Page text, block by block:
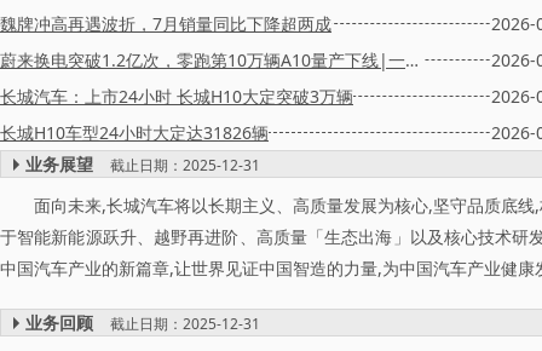
魏牌冲高再遇波折，7月销量同比下降超两成
2026-
蔚来换电突破1.2亿次，零跑第10万辆A10量产下线|一周车闻
2026-
长城汽车：上市24小时 长城H10大定突破3万辆
2026-
长城H10车型24小时大定达31826辆
2026-
业务展望
截止日期：2025-12-31
面向未来,长城汽车将以长期主义、高质量发展为核心,坚守品质底
于智能新能源跃升、越野再进阶、高质量「生态出海」以及核心技术
中国汽车产业的新篇章,让世界见证中国智造的力量,为中国汽车产业健
业务回顾 截止日期：2025-12-31